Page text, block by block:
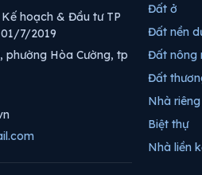
hoạch & Đầu tư TP
7/2019
phường Hòa Cường, tp
Đất ở
Đất nền
Đất nông
Đất
Nhà riêng
Biệt thự
Nhà liền